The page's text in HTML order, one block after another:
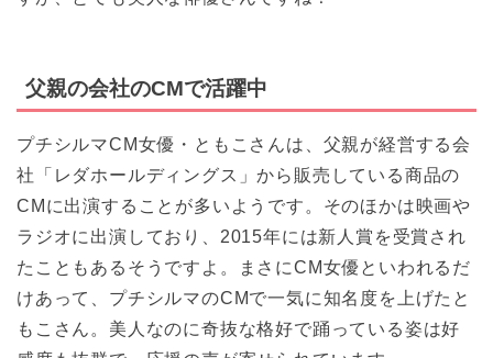
父親の会社のCMで活躍中
プチシルマCM女優・ともこさんは、父親が経営する会
社「レダホールディングス」から販売している商品の
CMに出演することが多いようです。そのほかは映画や
ラジオに出演しており、2015年には新人賞を受賞され
たこともあるそうですよ。まさにCM女優といわれるだ
けあって、プチシルマのCMで一気に知名度を上げたと
もこさん。美人なのに奇抜な格好で踊っている姿は好